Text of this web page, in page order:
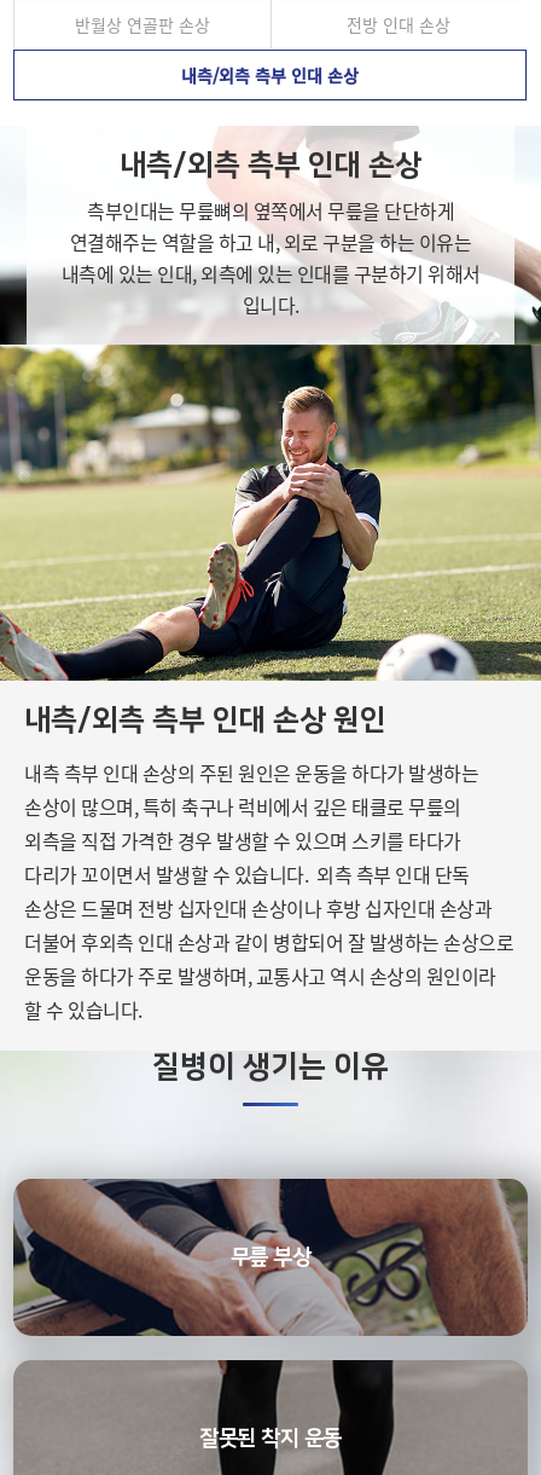
반월상 연골판 손상 전방 인대 손상
내측/외측 측부 인대 손상
내측/외측 측부 인대 손상
측부인대는 무릎뼈의 옆쪽에서 무릎을 단단하게
연결해주는 역할을 하고 내, 외로 구분을 하는 이유는
내측에 있는 인대, 외측에 있는 인대를 구분하기 위해서
입니다.
내측/외측 측부 인대 손상 원인
내측 측부 인대 손상의 주된 원인은 운동을 하다가 발생하는
손상이 많으며,특히 축구나 럭비에서 깊은 태클로 무릎의
외측을 직접 가격한 경우 발생할 수 있으며 스키를 타다가
다리가 꼬이면서 발생할 수 있습니다. 외측 측부 인대 단독
손상은 드물며 전방 십자인대 손상이나 후방 십자인대 손상과
더불어 후외측 인대 손상과 같이 병합되어 잘 발생하는 손상으로
운동을 하다가 주로 발생하며,교통사고 역시 손상의 원인이라
할 수 있습니다.
질병이 생기는 이유
무릎 부상
잘못된 착지 운동